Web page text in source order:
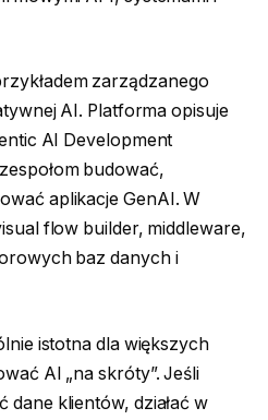
zarządzanego
AI. Platforma opisuje
AI Development
budować,
aplikacje GenAI. W
flow builder, middleware,
baz danych i
istotna dla większych
AI „na skróty”. Jeśli
dane klientów, działać w